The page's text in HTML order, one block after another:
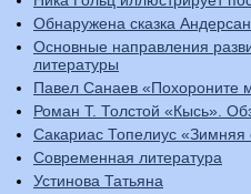
Обнаружена сказка
Основные направления
литературы
Павел Санаев «Похороните
Роман Т. Толстой «Кысь».
Сакариас Топелиус «Зимняя
Современная литература
Устинова Татьяна